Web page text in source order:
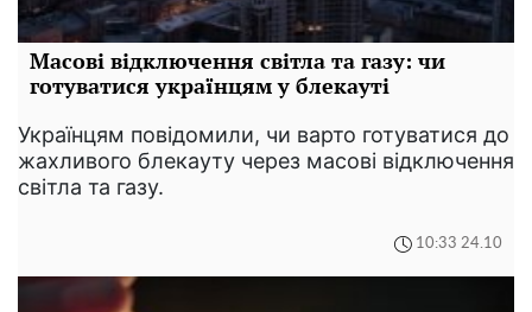
Масові відключення світла та газу: чи
готуватися українцям у блекауті
Українцям повідомили, чи варто готуватися до
жахливого блекауту через масові відключення
світла та газу.
10:33 24.10